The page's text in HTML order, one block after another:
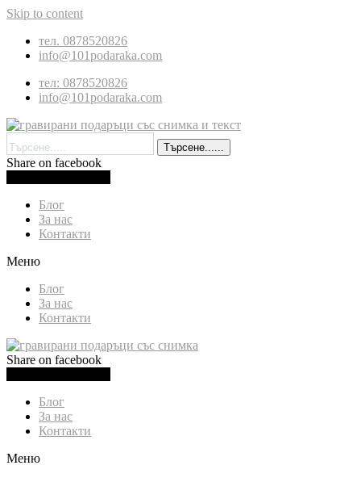
Skip to content
тел. 0878520826
info@101podaraka.com
тел: 0878520826
info@101podaraka.com
Търсене......
Share on facebook
Блог
За нас
Контакти
Меню
Блог
За нас
Контакти
Share on facebook
Блог
За нас
Контакти
Меню